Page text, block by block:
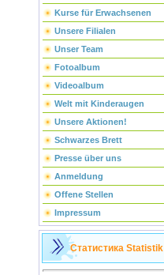
Kurse für Erwachsenen
Unsere Filialen
Unser Team
Fotoalbum
Videoalbum
Welt mit Kinderaugen
Unsere Aktionen!
Schwarzes Brett
Presse über uns
Anmeldung
Offene Stellen
Impressum
Статистика Statistik